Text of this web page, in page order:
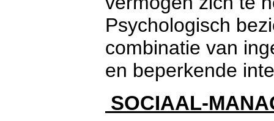
Psychologisch
combinatie van
en beperkende
SOCIAAL-